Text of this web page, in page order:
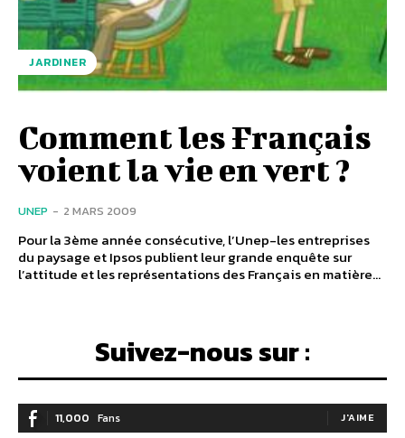
JARDINER
Comment les Français
voient la vie en vert ?
UNEP - 2 MARS 2009
Pour la 3ème année consécutive, l’Unep-les entreprises
du paysage et Ipsos publient leur grande enquête sur
l’attitude et les représentations des Français en matière...
Suivez-nous sur :
11,000 Fans J'AIME